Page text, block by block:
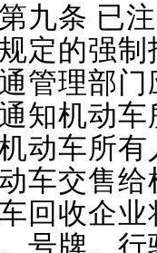
条 已
定的强
管理部
知机动
动车所
车交售
回收企
号牌、